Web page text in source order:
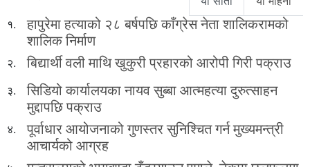
१.
हापुरेमा हत्याको २८ बर्षपछि काँग्रेस नेता शालिकरामको
शालिक निर्माण
२. बिद्यार्थी वली माथि खुकुरी प्रहारको आरोपी गिरी पक्राउ
३.
सिडियो कार्यालयका नायव सुब्बा आत्महत्या दुरुत्साहन
मुद्दापछि पक्राउ
४.
पूर्वाधार आयोजनाको गुणस्तर सुनिश्चित गर्न मुख्यमन्त्री
आचार्यको आग्रह